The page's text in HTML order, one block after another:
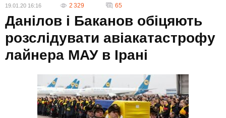
19.01.20 16:16 2 329 65
Данілов і Баканов обіцяють
розслідувати авіакатастрофу
лайнера МАУ в Ірані